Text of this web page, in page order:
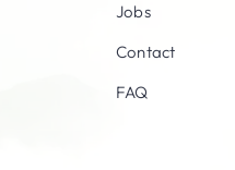
Jobs
Contact
FAQ